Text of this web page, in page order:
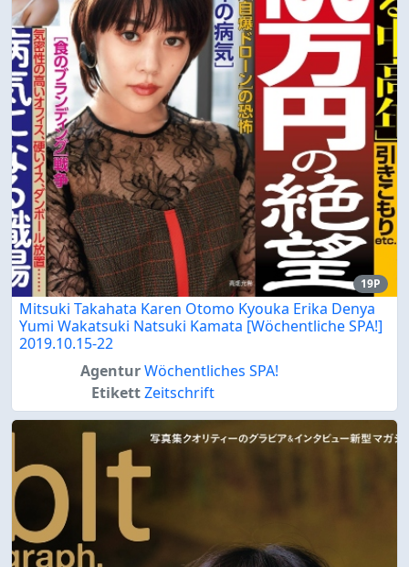
19P
Mitsuki Takahata Karen Otomo Kyouka Erika Denya
Yumi Wakatsuki Natsuki Kamata [Wöchentliche SPA!]
2019.10.15-22
AgenturWöchentliches SPA!
EtikettZeitschrift